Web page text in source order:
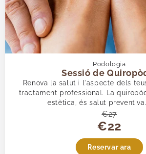
Unitat del Dolor
Revisions
Psicologia i Teràpies
Radiologia
Vascular
Podologia
Sessió de
Renova la salut i l'aspecte dels
tractament professional. La
estètica, és salut
€27
€22
Reservar ara